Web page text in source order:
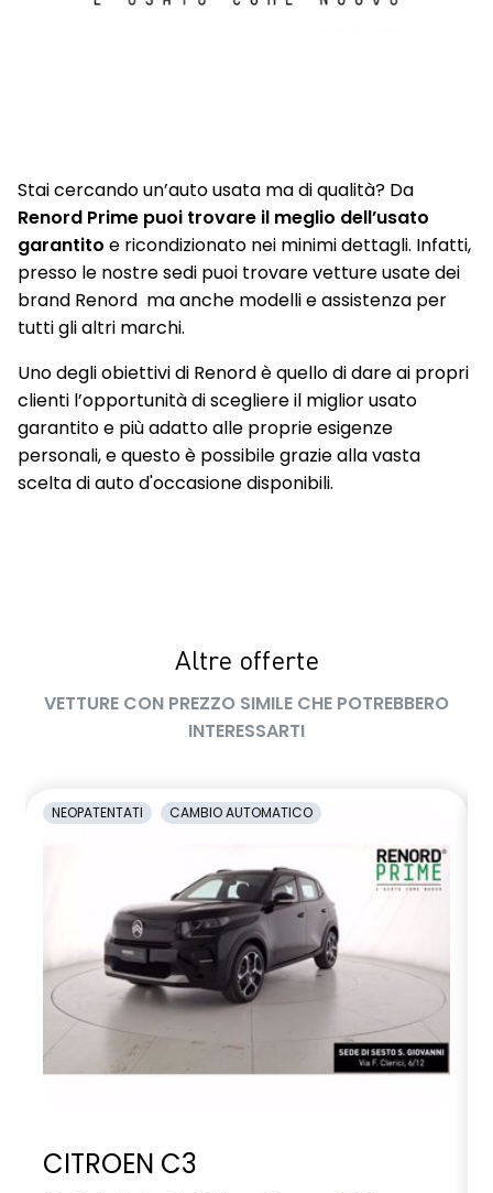
Sensori Di Parcheggio Anteriori E Posteriori
Shark antenna
Sistema audio Arkamys con 6 altoparlanti
Sistema di ancoraggio Isofix
9,3" e sistema di Navigazione 3D, aggiornamenti automatici
(OTA), Bluetooth con riconoscimento vocale, Radio DAB
Smartphone wireless replication (Apple CarPlay wireless,
Android via cavo)
Stai cercando un’auto usata ma di qualità? Da
Renord Prime puoi trovare il meglio dell’usato
garantito e ricondizionato nei minimi dettagli. Infatti,
presso le nostre sedi puoi trovare vetture usate dei
brand Renord ma anche modelli e assistenza per
tutti gli altri marchi.
Uno degli obiettivi di Renord è quello di dare ai propri
clienti l’opportunità di scegliere il miglior usato
garantito e più adatto alle proprie esigenze
personali, e questo è possibile grazie alla vasta
scelta di auto d'occasione disponibili.
Altre offerte
VETTURE CON PREZZO SIMILE CHE POTREBBERO
INTERESSARTI
NEOPATENTATI CAMBIO AUTOMATICO
CITROEN C3